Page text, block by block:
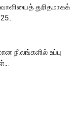
துரிதமாகக்
நிலங்களில் உப்பு